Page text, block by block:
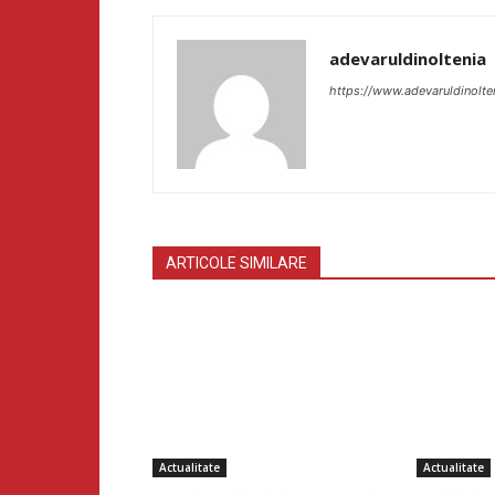
adevaruldinoltenia
https://
ARTICOLE SIMILARE
Actualitate Actualitate